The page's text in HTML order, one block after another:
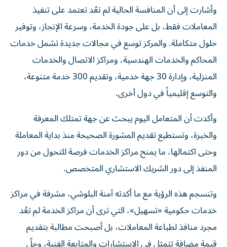
وأشارت إلى أن المنافسة الحالية لم تعُد تعتمد على تنفيذ
المعاملات فقط، بل على جودة الخدمة، وسرعة الإنجاز، وتوفير
حلول متكاملة. والمركز توسع في مجالات جديدة تشمل خدمات
المحاكم والخدمات الهندسية، ومراكز الاتصال والخدمات
المنزلية، وإدارة 30 جهة خدمية، وتقديم 300 خدمة متنوعة،
والتوسع إقليمياً في دول أخرى.
وأكدت أن المتعامل اليوم يبحث عن جهة تمتلك المعرفة
والخبرة، وتستطيع تقديم المشورة الصحيحة منذ بداية المعاملة
وحتى اكتمالها، ما يمنح مراكز الخدمات فرصة للتحول من دور
المنفذ إلى دور الشريك الاستشاري المتخصص.
وتنسجم هذه الرؤية مع ما أكدته آمنة البلوشي، مشرفة في مراكز
خدمات حكومية «تسهيل»، التي ترى أن مراكز الخدمة لم تعُد
مجرد منافذ لطباعة المعاملات، بل أصبحت مطالبة بتقديم